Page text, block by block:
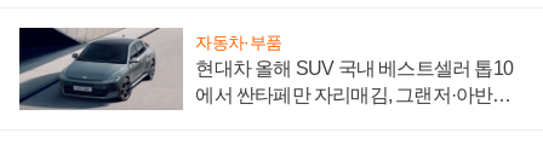
자동차·부품
현대차 올해 SUV 국내 베스트셀러 톱10
에서 싼타페만 자리매김, 그랜저·아반떼